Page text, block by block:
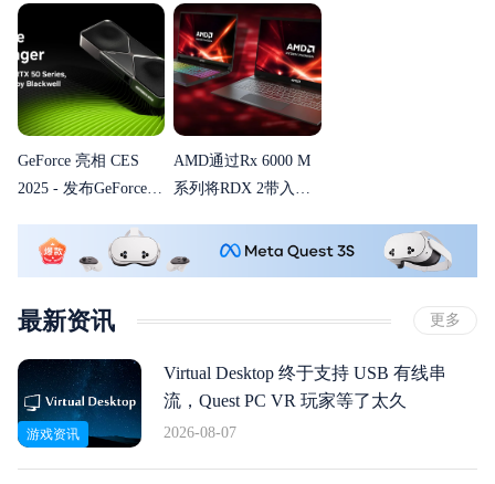
VirtualLink
GeForce 亮相 CES
2025 - 发布GeForce
笔记本电脑、DLSS
4、Reflex 2、Project
ACE 等
AMD通过Rx 6000 M
系列将RDX 2带入笔
最新资讯 更多
游戏资讯
Virtual Desktop 终于支持 USB 有线串
流，Quest PC VR 玩家等了太久
2026-08-07